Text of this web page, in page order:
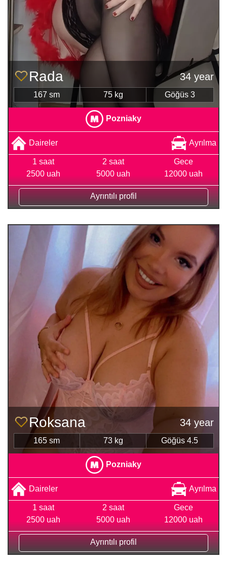
Rada 34 year
167 sm 75 kg Göğüs 3
Pozniaky
Daireler Ayrılma
1 saat
2500 uah
2 saat
5000 uah
Gece
12000 uah
Ayrıntılı profil
Roksana 34 year
165 sm 73 kg Göğüs 4.5
Pozniaky
Daireler Ayrılma
1 saat
2500 uah
2 saat
5000 uah
Gece
12000 uah
Ayrıntılı profil